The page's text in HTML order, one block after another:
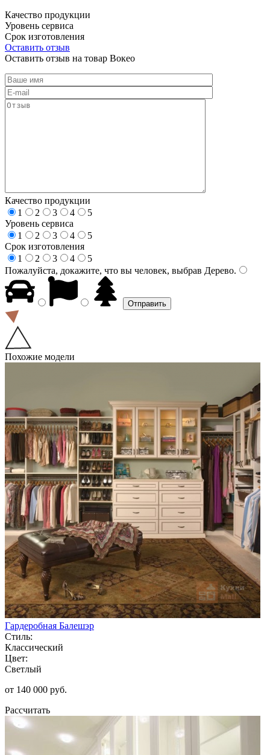
Качество продукции
Уровень сервиса
Срок изготовления
Оставить отзыв
Оставить отзыв на товар Вокео
Качество продукции
1
2 3 4
5
Уровень сервиса
1
2 3 4
5
Срок изготовления
1
2 3 4
5
Пожалуйста, докажите, что вы человек, выбрав Дерево.
Похожие модели
Гардеробная Балешэр
Стиль:
Классический
Цвет:
Светлый
от 140 000 руб.
Рассчитать